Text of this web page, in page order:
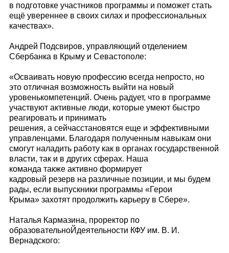
в подготовке участников программы и поможет стать
ещё увереннее в своих силах и профессиональных
качествах».
Андрей Подсвиров, управляющий отделением
Сбербанка в Крыму и Севастополе:
«Осваивать новую профессию всегда непросто, но
это отличная возможность выйти на новый
уровенькомпетенций. Очень радует, что в программе
участвуют активные люди, которые умеют быстро
реагировать и принимать
решения, а сейчасстановятся еще и эффективными
управленцами. Благодаря полученным навыкам они
смогут наладить работу как в органах государственной
власти, так и в других сферах. Наша
команда также активно формирует
кадровый резерв на различные позиции, и мы будем
рады, если выпускники программы «Герои
Крыма» захотят продолжить карьеру в Сбере».
Наталья Кармазина, проректор по
образовательноЙдеятельности КФУ им. В. И.
Вернадского: